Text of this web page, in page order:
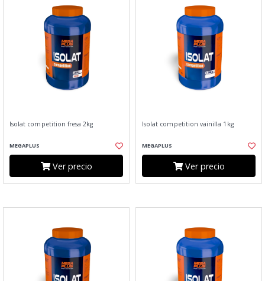
Isolat competition fresa 2kg
MEGAPLUS
Ver precio
Isolat competition vainilla 1kg
MEGAPLUS
Ver precio